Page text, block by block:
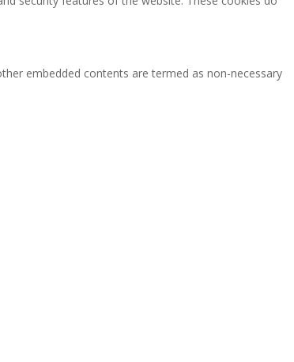
embedded contents are termed as non-necessary